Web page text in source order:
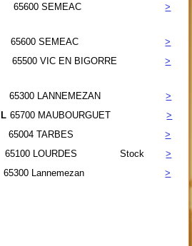
65600 SEMEAC >
65600 SEMEAC
>
65500 VIC EN BIGORRE >
65300 LANNEMEZAN
>
65700 MAUBOURGUET
>
65004 TARBES
>
65100 LOURDES Stock
>
65300 Lannemezan >